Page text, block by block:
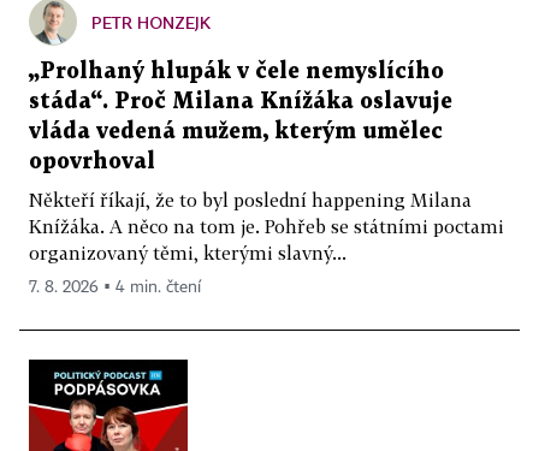
PETR HONZEJK
„Prolhaný hlupák v čele nemyslícího
stáda“. Proč Milana Knížáka oslavuje
vláda vedená mužem, kterým umělec
opovrhoval
Někteří říkají, že to byl poslední happening Milana
Knížáka. A něco na tom je. Pohřeb se státními poctami
organizovaný těmi, kterými slavný...
7. 8. 2026 ▪ 4 min. čtení